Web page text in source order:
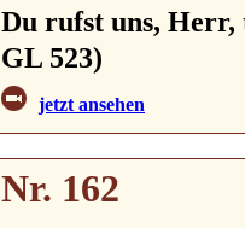
Du rufst uns, Herr,
GL 523)
jetzt ansehen
Nr. 162